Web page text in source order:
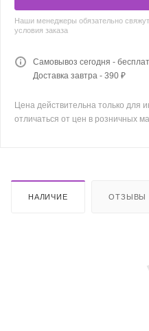
Наши менеджеры обязательно
условия заказа
Самовывоз сегодня -
Доставка завтра - 390 ₽
Цена действительна только для
отличаться от цен в розничных
НАЛИЧИЕ ОТЗЫВЫ